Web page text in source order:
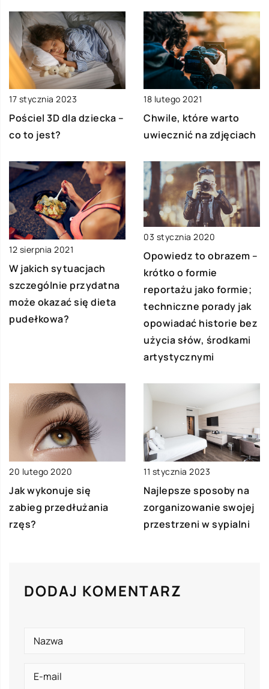
17 stycznia 2023
Pościel 3D dla dziecka –
co to jest?
18 lutego 2021
Chwile, które warto
uwiecznić na zdjęciach
12 sierpnia 2021
W jakich sytuacjach
szczególnie przydatna
może okazać się dieta
pudełkowa?
03 stycznia 2020
Opowiedz to obrazem –
krótko o formie
reportażu jako formie;
techniczne porady jak
opowiadać historie bez
użycia słów, środkami
artystycznymi
20 lutego 2020
Jak wykonuje się
zabieg przedłużania
rzęs?
11 stycznia 2023
Najlepsze sposoby na
zorganizowanie swojej
przestrzeni w sypialni
DODAJ KOMENTARZ